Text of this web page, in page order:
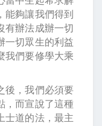
能夠讓我們得到
有辦法成辦一切
一切眾生的利益
我們要修學大乘
後，我們必須要
，而宣說了這種
士道的法，最主